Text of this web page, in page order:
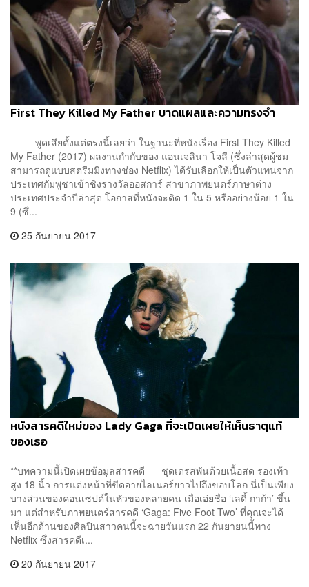
First They Killed My Father บาดแผลและความทรงจำ
พูดเสียตั้งแต่ตรงนี้เลยว่า ในฐานะที่หนังเรื่อง First They Killed
My Father (2017) ผลงานกำกับของ แอนเจลินา โจลี (ซึ่งล่าสุดผู้ชม
สามารถดูแบบสตรีมมิงทางช่อง Netflix) ได้รับเลือกให้เป็นตัวแทนจาก
ประเทศกัมพูชาเข้าชิงรางวัลออสการ์ สาขาภาพยนตร์ภาษาต่าง
ประเทศประจำปีล่าสุด โอกาสที่หนังจะติด 1 ใน 5 หรืออย่างน้อย 1 ใน
9 (ซึ่...
25 กันยายน 2017
หนังสารคดีใหม่ของ Lady Gaga ที่จะเปิดเผยให้เห็นธาตุแท้
ของเธอ
**บทความนี้เปิดเผยข้อมูลสารคดี ชุดเดรสพันด้วยเนื้อสด รองเท้า
สูง 18 นิ้ว การแต่งหน้าที่ขีดอายไลเนอร์ยาวไปถึงขอบโลก นี่เป็นเพียง
บางส่วนของคอนเซปต์ในหัวของหลายคน เมื่อเอ่ยชื่อ ‘เลดี้ กาก้า’ ขึ้น
มา แต่สำหรับภาพยนตร์สารคดี ‘Gaga: Five Foot Two’ ที่คุณจะได้
เห็นอีกด้านของศิลปินสาวคนนี้จะฉายวันแรก 22 กันยายนนี้ทาง
Netflix ซึ่งสารคดีเ...
20 กันยายน 2017